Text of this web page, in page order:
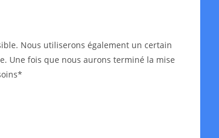
Nous utiliserons également un certain
Une fois que nous aurons terminé la mise